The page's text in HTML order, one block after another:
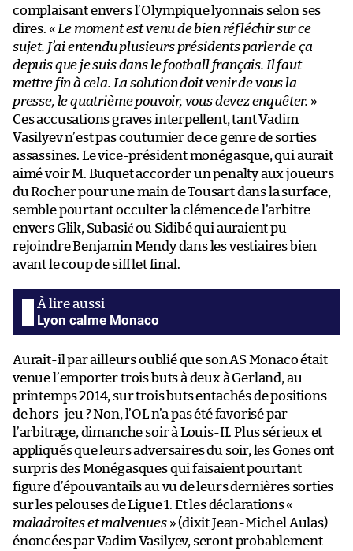
complaisant envers l’Olympique lyonnais selon ses
dires. « Le moment est venu de bien réfléchir sur ce
sujet. J’ai entendu plusieurs présidents parler de ça
depuis que je suis dans le football français. Il faut
mettre fin à cela. La solution doit venir de vous la
presse, le quatrième pouvoir, vous devez enquêter. »
Ces accusations graves interpellent, tant Vadim
Vasilyev n’est pas coutumier de ce genre de sorties
assassines. Le vice-président monégasque, qui aurait
aimé voir M. Buquet accorder un penalty aux joueurs
du Rocher pour une main de Tousart dans la surface,
semble pourtant occulter la clémence de l’arbitre
envers Glik, Subasić ou Sidibé qui auraient pu
rejoindre Benjamin Mendy dans les vestiaires bien
avant le coup de sifflet final.
Lyon calme Monaco
Aurait-il par ailleurs oublié que son AS Monaco était
venue l’emporter trois buts à deux à Gerland, au
printemps 2014, sur trois buts entachés de positions
de hors-jeu ? Non, l’OL n’a pas été favorisé par
l’arbitrage, dimanche soir à Louis-II. Plus sérieux et
appliqués que leurs adversaires du soir, les Gones ont
surpris des Monégasques qui faisaient pourtant
figure d’épouvantails au vu de leurs dernières sorties
sur les pelouses de Ligue 1. Et les déclarations «
maladroites et malvenues» (dixit Jean-Michel Aulas)
énoncées par Vadim Vasilyev, seront probablement